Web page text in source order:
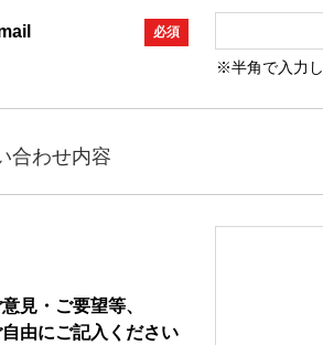
必須
※半角で入力し
合わせ内容
見・ご要望等、
自由にご記入ください